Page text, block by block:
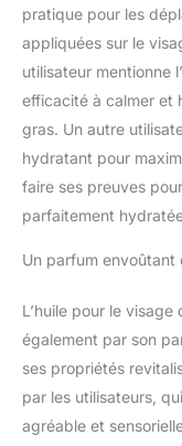
pratique pour les
appliquées sur le
utilisateur mentionne
efficacité à calmer et
gras. Un autre
hydratant pour
faire ses preuves
parfaitement
Un parfum
L’huile pour le
également par son
ses propriétés
par les utilisateurs,
agréable et